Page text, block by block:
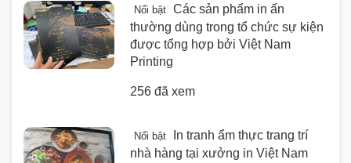
Nổi bật
Các sản phẩm in ấn
thường dùng trong tổ chức sự kiện
được tổng hợp bởi Việt Nam
Printing
256 đã xem
Nổi bật
In tranh ẩm thực trang trí
nhà hàng tại xưởng in Việt Nam